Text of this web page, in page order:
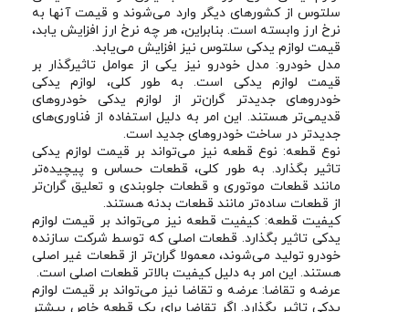
سلتوس از کشورهای دیگر وارد می‌شوند و قیمت آنها به
نرخ ارز وابسته است. بنابراین، هر چه نرخ ارز افزایش یابد،
قیمت لوازم یدکی سلتوس نیز افزایش می‌یابد.
مدل خودرو: مدل خودرو نیز یکی از عوامل تاثیرگذار بر
قیمت لوازم یدکی است. به طور کلی، لوازم یدکی
خودروهای جدیدتر گران‌تر از لوازم یدکی خودروهای
قدیمی‌تر هستند. این امر به دلیل استفاده از فناوری‌های
جدیدتر در ساخت خودروهای جدید است.
نوع قطعه: نوع قطعه نیز می‌تواند بر قیمت لوازم یدکی
تاثیر بگذارد. به طور کلی، قطعات حساس و پیچیده‌تر
مانند قطعات موتوری و قطعات جلوبندی و تعلیق گران‌تر
از قطعات ساده‌تر مانند قطعات بدنه هستند.
کیفیت قطعه: کیفیت قطعه نیز می‌تواند بر قیمت لوازم
یدکی تاثیر بگذارد. قطعات اصلی که توسط شرکت سازنده
خودرو تولید می‌شوند، معمولا گران‌تر از قطعات غیر اصلی
هستند. این امر به دلیل کیفیت بالاتر قطعات اصلی است.
عرضه و تقاضا: عرضه و تقاضا نیز می‌تواند بر قیمت لوازم
یدکی تاثیر بگذارد. اگر تقاضا برای یک قطعه خاص بیشتر